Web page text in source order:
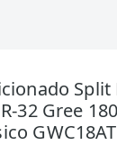
32 Gree